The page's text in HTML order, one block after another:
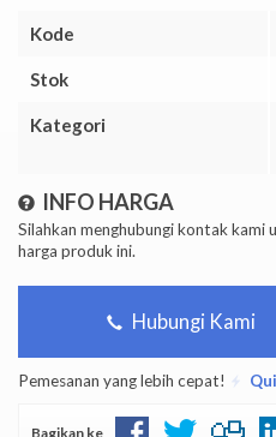
Kode
Stok
Kategori
INFO HARGA
Silahkan menghubungi kontak kami
harga produk ini.
Hubungi Kami
Pemesanan yang lebih cepat!
Bagikan ke